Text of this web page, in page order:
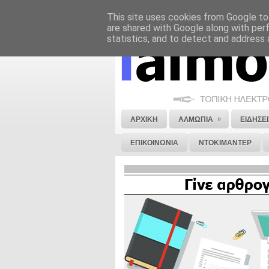
ΝΟΜΙΚΗ ΣΗΜΕΙΩΣΗ ΔΙΑΦΗΜΙΣΗ
ΑΡΧΙΚΗ ΑΛΜΩΠΙΑ »
ΕΠΙΚΟΙΝΩΝΙΑ ΝΤΟΚΙΜΑΝΤΕΡ
This site uses cookies from Google
are shared with Google along with
statistics, and to detect and address